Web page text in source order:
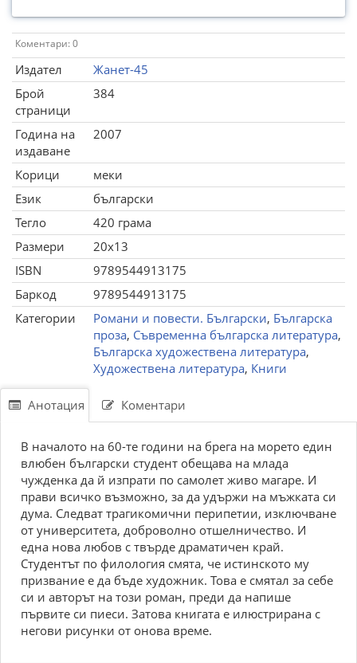
Коментари: 0
Издател
Жанет-45
Брой
страници
384
Година на
издаване
2007
Корици
меки
Език
български
Тегло
420 грама
Размери
20x13
ISBN
9789544913175
Баркод
9789544913175
Категории
Романи и повести. Български, Българска
проза, Съвременна българска литература,
Българска художествена литература,
Художествена литература, Книги
Анотация Коментари
В началото на 60-те години на брега на морето един
влюбен български студент обещава на млада
чужденка да й изпрати по самолет живо магаре. И
прави всичко възможно, за да удържи на мъжката си
дума. Следват трагикомични перипетии, изключване
от университета, доброволно отшелничество. И
една нова любов с твърде драматичен край.
Студентът по филология смята, че истинското му
призвание е да бъде художник. Това е смятал за себе
си и авторът на този роман, преди да напише
първите си пиеси. Затова книгата е илюстрирана с
негови рисунки от онова време.